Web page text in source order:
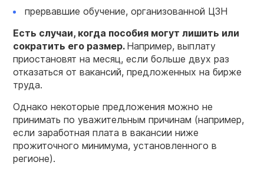
прервавшие обучение, организованной ЦЗН
Есть случаи, когда пособия могут лишить или
сократить его размер. Например, выплату
приостановят на месяц, если больше двух раз
отказаться от вакансий, предложенных на бирже
труда.
Однако некоторые предложения можно не
принимать по уважительным причинам (например,
если заработная плата в вакансии ниже
прожиточного минимума, установленного в
регионе).